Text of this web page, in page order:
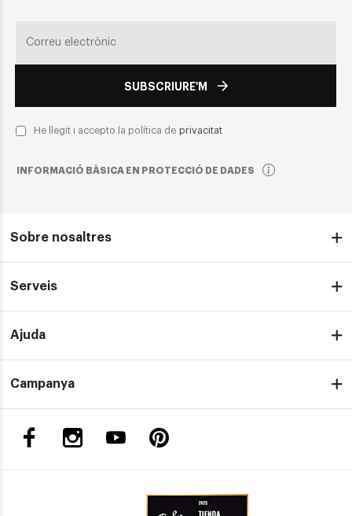
SUBSCRIURE'M
He llegit i accepto la política de privacitat
INFORMACIÓ BÀSICA EN PROTECCIÓ DE DADES
Sobre nosaltres
Serveis
Ajuda
Campanya